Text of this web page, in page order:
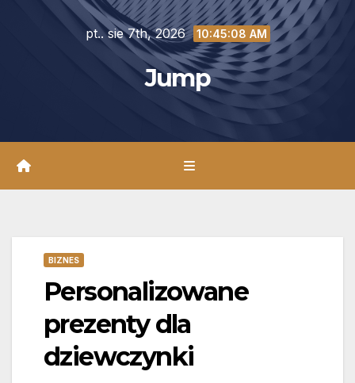
pt.. sie 7th, 2026 10:45:09 AM
Jump
BIZNES
Personalizowane
prezenty dla
dziewczynki